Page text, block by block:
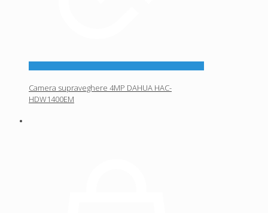
Camera supraveghere 4MP DAHUA HAC-
HDW1400EM